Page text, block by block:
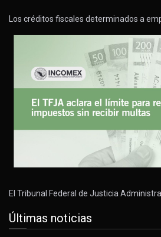
Los créditos fiscales determinados a
El Tribunal Federal de Justicia
Últimas noticias